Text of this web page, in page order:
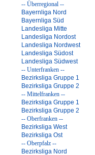
-- Überregional --
Bayernliga Nord
Bayernliga Süd
Landesliga Mitte
Landesliga Nordost
Landesliga Nordwest
Landesliga Südost
Landesliga Südwest
-- Unterfranken --
Bezirksliga Gruppe 1
Bezirksliga Gruppe 2
-- Mittelfranken --
Bezirksliga Gruppe 1
Bezirksliga Gruppe 2
-- Oberfranken --
Bezirksliga West
Bezirksliga Ost
-- Oberpfalz --
Bezirksliga Nord